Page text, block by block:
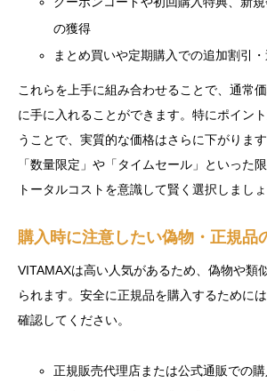
の獲得
まとめ買いや定期購入での追加割引
これらを上手に組み合わせることで、通常
に手に入れることができます。特にポイン
うことで、実質的な価格はさらに下がりま
「数量限定」や「タイムセール」といった
トータルコストを意識して賢く選択しましょ
購入時に注意したい偽物・正規品
VITAMAXは高い人気があるため、偽物や類
られます。安全に正規品を購入するために
確認してください。
正規販売代理店または公式通販での